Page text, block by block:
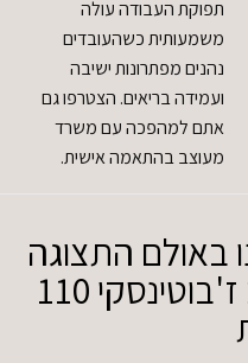
תפוקת העבודה עולה
משמעותית כשהעובדים
נהנים מפתרונות ישיבה
ועמידה בריאים. הצטרפו גם
אתם למהפכה עם משרד
מעוצב בהתאמה אישית.
באולם התצוגה
החדש שלנו ברחוב ז'בוטינסקי 110